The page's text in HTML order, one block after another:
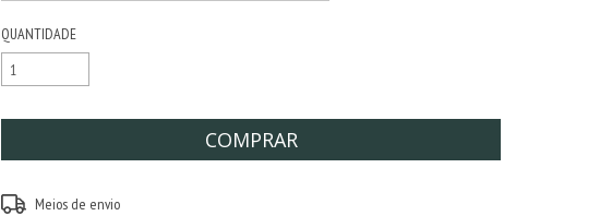
QUANTIDADE
Entregas para o CEP:
Meios de envio